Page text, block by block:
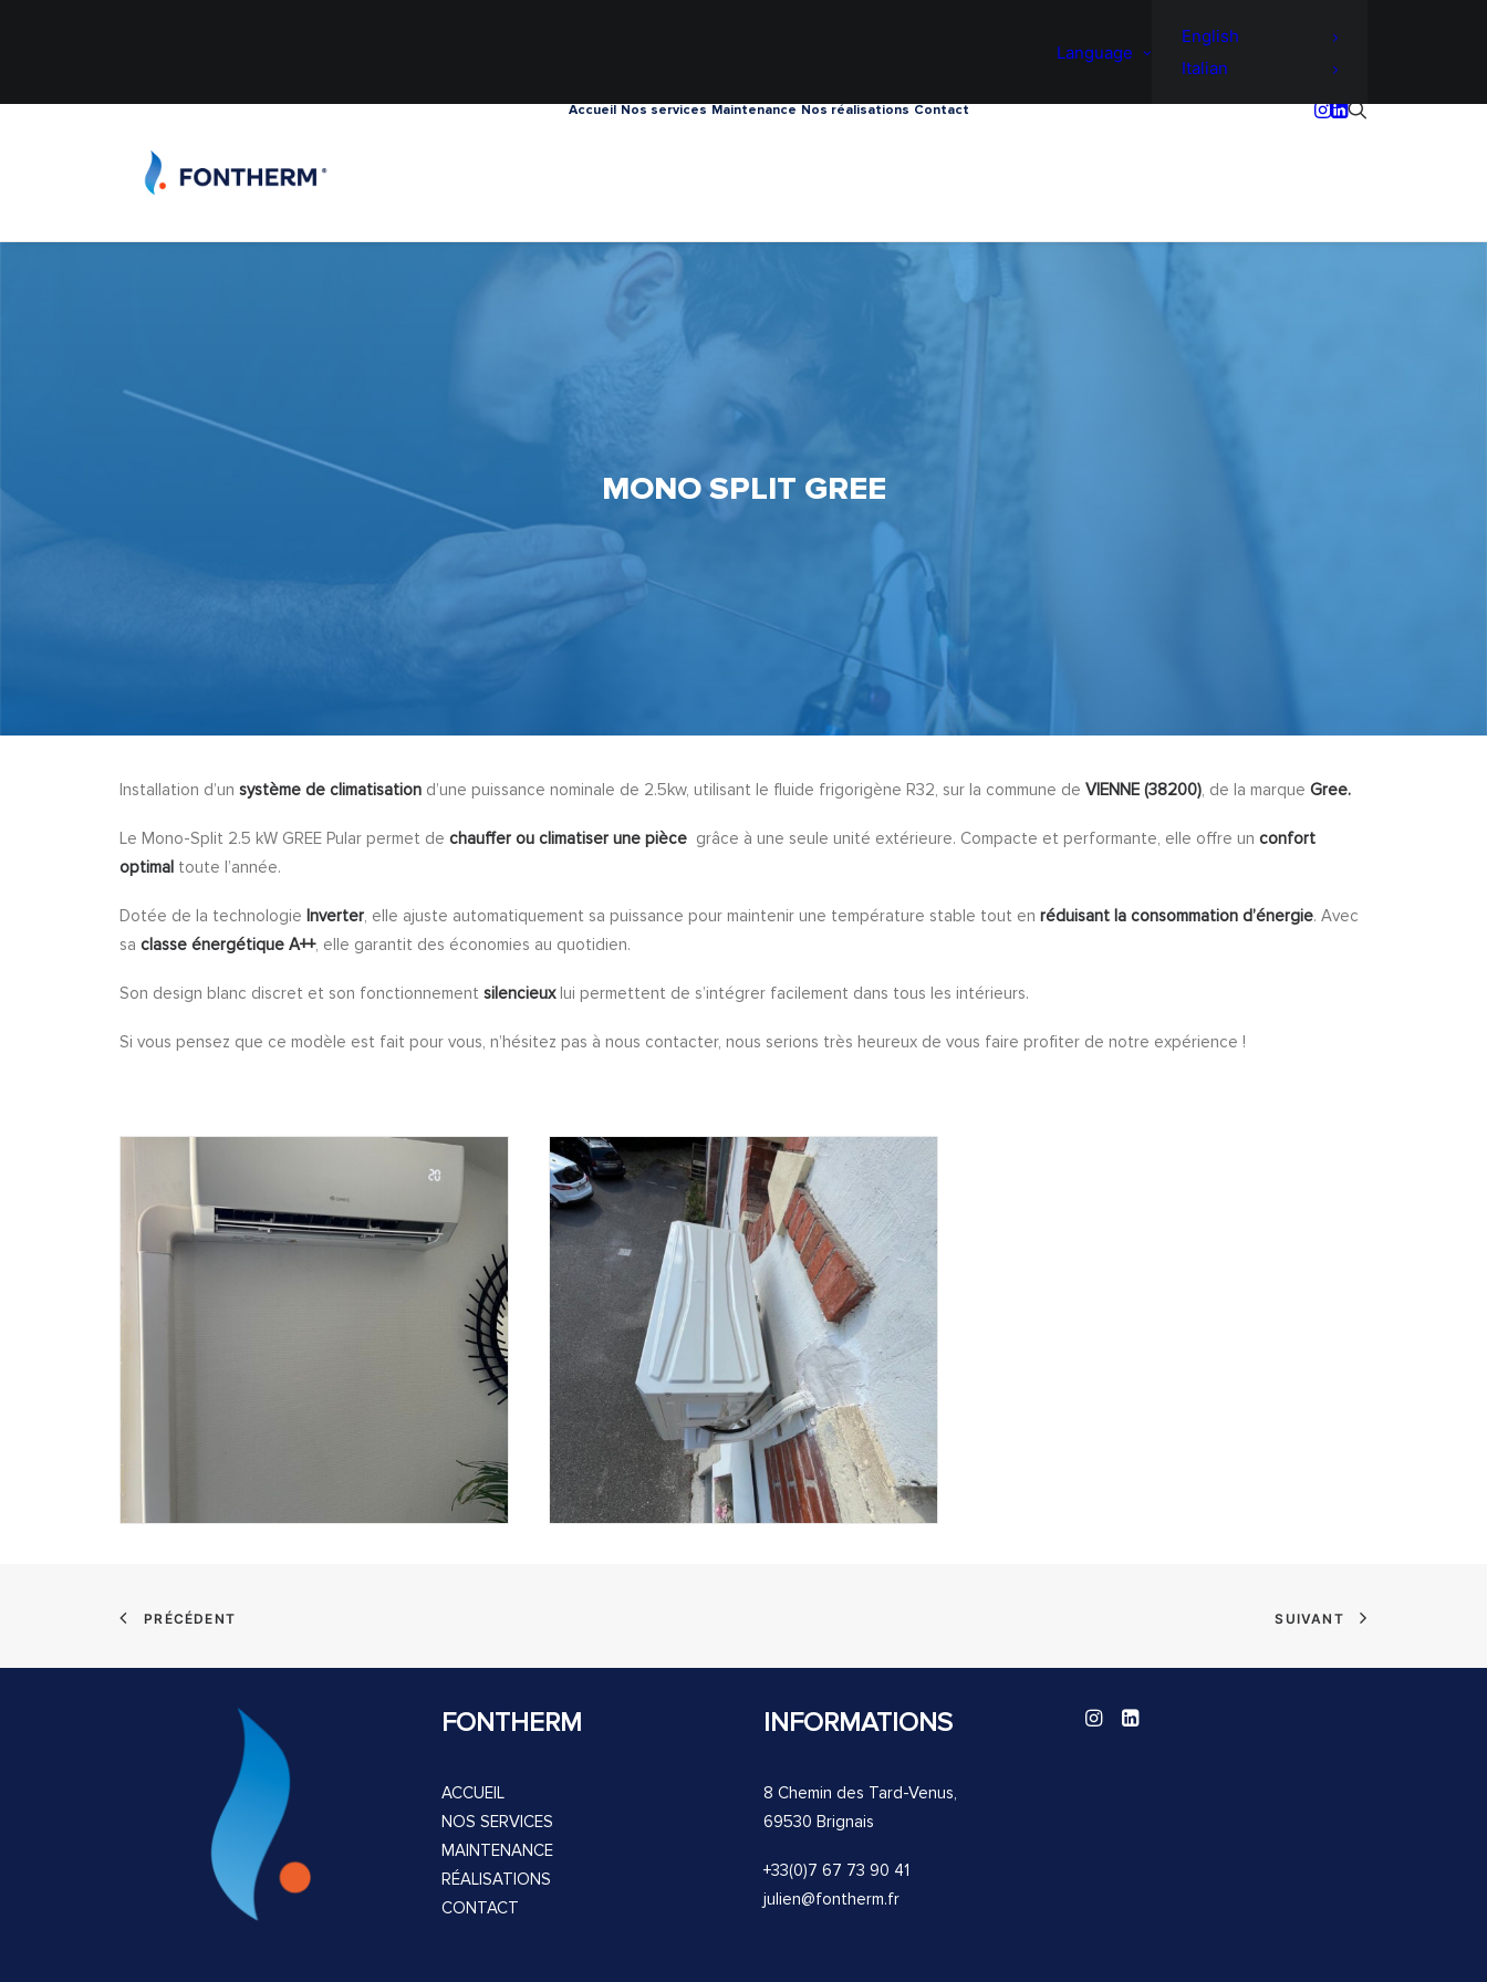
Language
English
Italian
Accueil Nos services Maintenance Nos réalisations Contact
MONO SPLIT GREE
Installation d’un système de climatisation d’une puissance nominale de 2.5kw, utilisant le fluide frigorigène R32, sur la commune de VIENNE (38200), de la marque Gree.
Le Mono-Split 2.5 kW GREE Pular permet de chauffer ou climatiser une pièce grâce à une seule unité extérieure. Compacte et performante, elle offre un confort
optimal toute l’année.
Dotée de la technologie Inverter, elle ajuste automatiquement sa puissance pour maintenir une température stable tout en réduisant la consommation d’énergie. Avec
sa classe énergétique A++, elle garantit des économies au quotidien.
Son design blanc discret et son fonctionnement silencieuxlui permettent de s’intégrer facilement dans tous les intérieurs.
Si vous pensez que ce modèle est fait pour vous, n’hésitez pas à nous contacter, nous serions très heureux de vous faire profiter de notre expérience !
PRÉCÉDENT SUIVANT
FONTHERM
ACCUEIL
NOS SERVICES
MAINTENANCE
RÉALISATIONS
CONTACT
INFORMATIONS
8 Chemin des Tard-Venus,
69530 Brignais
+33(0)7 67 73 90 41
julien@fontherm.fr